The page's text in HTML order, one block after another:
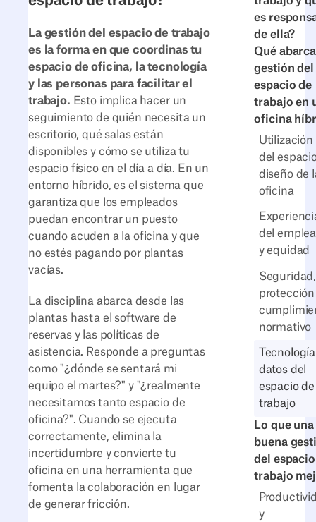
es
de ella?
Qué
gestión del
espacio de
trabajo en
oficina
Utilización
del
diseño de
oficina
del
y equidad
Seguridad,
protección
normativo
datos del
espacio de
trabajo
Lo que una
buena
del
trabajo
y
La gestión del espacio de trabajo
es la forma en que coordinas tu
espacio de oficina, la tecnología
y las personas para facilitar el
trabajo. Esto implica hacer un
seguimiento de quién necesita un
escritorio, qué salas están
disponibles y cómo se utiliza tu
espacio físico en el día a día. En un
entorno híbrido, es el sistema que
garantiza que los empleados
puedan encontrar un puesto
cuando acuden a la oficina y que
no estés pagando por plantas
vacías.
La disciplina abarca desde las
plantas hasta el software de
reservas y las políticas de
asistencia. Responde a preguntas
como "¿dónde se sentará mi
equipo el martes?" y "¿realmente
necesitamos tanto espacio de
oficina?". Cuando se ejecuta
correctamente, elimina la
incertidumbre y convierte tu
oficina en una herramienta que
fomenta la colaboración en lugar
de generar fricción.